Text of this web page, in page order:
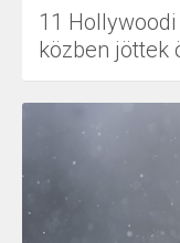
11
közben jöttek